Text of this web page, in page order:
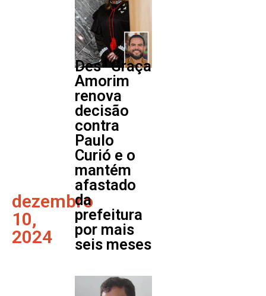
dezembro
10,
2024
Desª Graça
Amorim
renova
decisão
contra
Paulo
Curió e o
mantém
afastado
da
prefeitura
por mais
seis meses